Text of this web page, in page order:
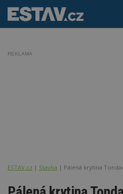
REKLAMA
ESTAV.cz Stavba Pálená krytina